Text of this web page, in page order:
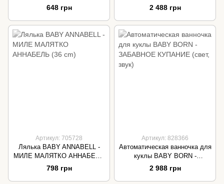
648 грн
світлом та звуком 828854
2 488 грн
Артикул: 705728
Лялька BABY ANNABELL -
МИЛЕ МАЛЯТКО АННАБЕЛЬ
(36 cm)
798 грн
Артикул: 828366
Автоматическая ванночка для
куклы BABY BORN -
ЗАБАВНОЕ КУПАНИЕ (свет,
2 988 грн